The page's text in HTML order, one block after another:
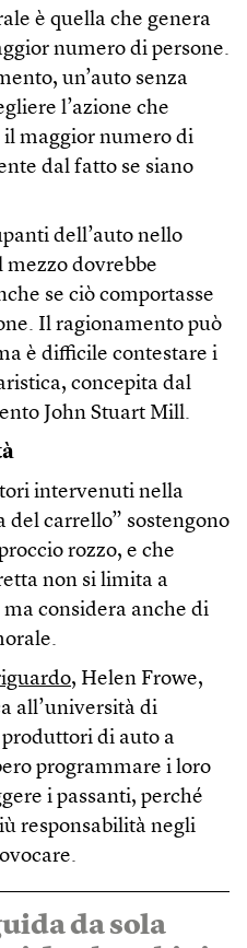
è quella che genera
numero di persone.
un’auto senza
l’azione che
maggior numero di
dal fatto se siano
dell’auto nello
dovrebbe
se ciò comportasse
Il ragionamento può
è difficile contestare i
concepita dal
John Stuart Mill.
intervenuti nella
del carrello” sostengono
rozzo, e che
non si limita a
considera anche di
, Helen Frowe,
all’università di
di auto a
programmare i loro
i passanti, perché
responsabilità negli
da sola